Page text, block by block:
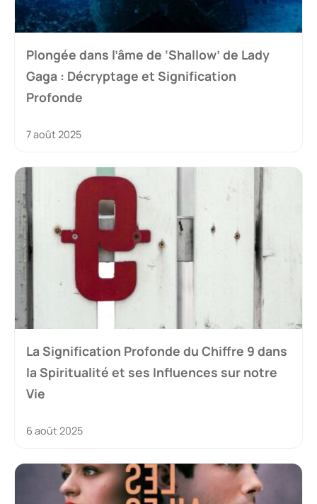
Plongée dans l’âme de ‘Shallow’ de Lady
Gaga : Décryptage et Signification
Profonde
7 août 2025
La Signification Profonde du Chiffre 9 dans
la Spiritualité et ses Influences sur notre
Vie
6 août 2025